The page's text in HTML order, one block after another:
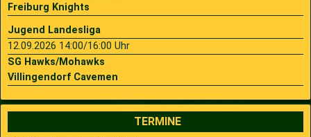
Freiburg Knights
Jugend Landesliga
12.09.2026 14:00/16:00 Uhr
SG Hawks/Mohawks
Villingendorf Cavemen
TERMINE